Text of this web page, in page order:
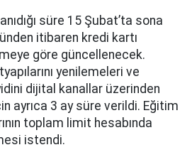
süre 15 Şubat’ta sona
itibaren kredi kartı
göre güncellenecek.
yenilemeleri ve
dijital kanallar üzerinden
ayrıca 3 ay süre verildi. Eğitim
toplam limit hesabında
istendi.